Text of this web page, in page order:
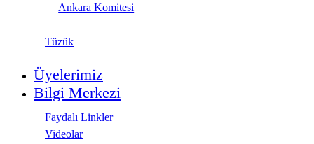
Ankara Komitesi
Tüzük
Üyelerimiz
Bilgi Merkezi
Faydalı Linkler
Videolar